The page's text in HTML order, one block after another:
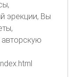
эрекции, Вы